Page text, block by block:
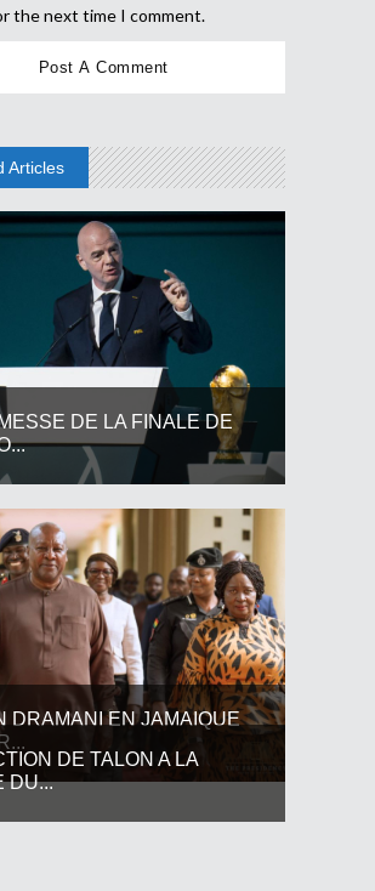
the next time I comment.
Articles
DE LA FINALE DE
DRAMANI EN JAMAIQUE
DE TALON A LA
DU...